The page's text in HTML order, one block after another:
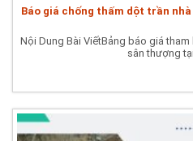
Báo giá chống thấm dột trần nhà
Nội Dung Bài ViếtBảng báo giá
sân thượng